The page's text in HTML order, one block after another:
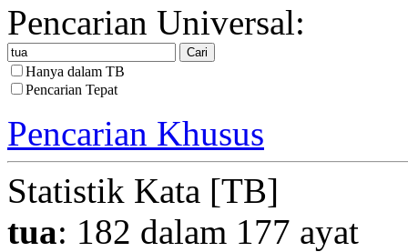
Pencarian Universal:
Hanya dalam TB
Pencarian Tepat
Pencarian Khusus
Statistik Kata [TB]
tua: 182 dalam 177 ayat